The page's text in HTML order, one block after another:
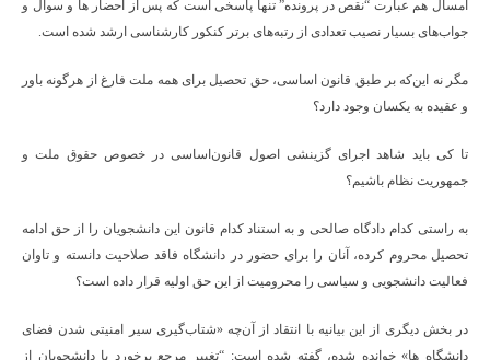
امسال هم عبارت “نقص در پرونده” تنها پاسخی است که پس از احضار ها و سوال و
جواب‌های بسیار نصیب تعدادی از رتبه‌های برتر کنکور کارشناسی ارشد شده است.
مگر نه این‌که بر طبق قانون اساسی، حق تحصیل برای همه ملت فارغ از هرگونه باور
و عقیده به یکسان وجود دارد؟
تا کی باید شاهد اجرای گزینشی اصول قانون‌اساسی در خصوص حقوق ملت و
جمهوریت نظام باشیم؟
به راستی کدام دادگاه صالحی و به استناد کدام قانون این دانشجویان را از حق ادامه
تحصیل محروم کرده، آنان را برای حضور در دانشگاه فاقد صلاحیت دانسته و تاوان
فعالیت دانشجویی و سیاسی را محرومیت از این حق اولیه قرار داده است؟
در بخش دیگری از این بیانیه با انتقاد از آن‌چه «شتاب‌گیری سیر امنیتی شدن فضای
دانشگاه ها» خوانده شده، گفته شده است: “تغییر مرجع برخورد با دانشجویان از